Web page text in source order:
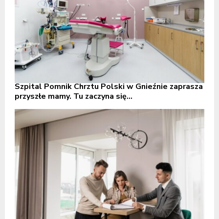
Szpital Pomnik Chrztu Polski w Gnieźnie zaprasza
przyszłe mamy. Tu zaczyna się...